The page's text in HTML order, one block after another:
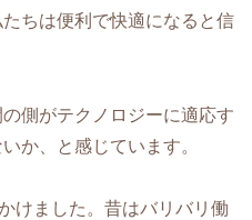
ちは便利で快適になると信
側がテクノロジーに適応す
か、と感じています。
けました。昔はバリバリ働